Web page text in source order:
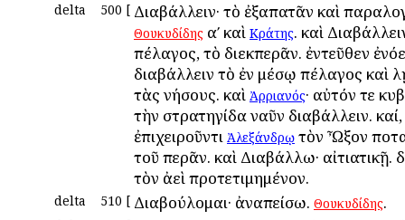
delta
500 [ Διαβάλλειν· τὸ ἐξαπατᾶν καὶ
Θουκυδίδης αʹ καὶ Κράτης. καὶ
πέλαγος, τὸ διεκπερᾶν. ἐντεῦθεν
διαβάλλειν τὸ ἐν μέσῳ πέλαγος καὶ
τὰς νήσους. καὶ Ἀρριανός· αὐτόν τε
τὴν στρατηγίδα ναῦν διαβάλλειν.
ἐπιχειροῦντι Ἀλεξάνδρῳ τὸν Ὦξον
τοῦ περᾶν. καὶ Διαβάλλω· αἰτιατικῇ.
τὸν ἀεὶ προτετιμημένον.
delta 510 [ Διαβούλομαι· ἀναπείσω. Θουκυδίδης.